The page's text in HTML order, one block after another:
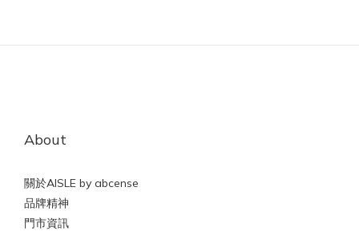
About
關於AISLE by abcense
品牌精神
門市資訊